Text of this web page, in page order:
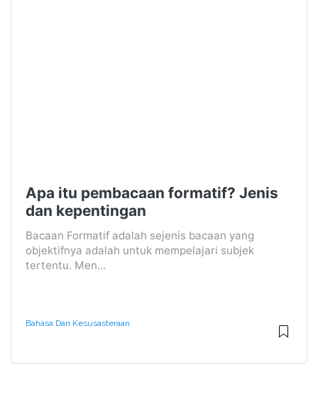
Apa itu pembacaan formatif? Jenis
dan kepentingan
Bacaan Formatif adalah sejenis bacaan yang
objektifnya adalah untuk mempelajari subjek
tertentu. Men...
Bahasa Dan Kesusasteraan